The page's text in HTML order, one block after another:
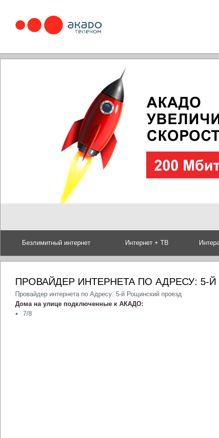
Безлимитный интернет Интернет + ТВ
ПРОВАЙДЕР ИНТЕРНЕТА ПО АДРЕСУ: 5-
Провайдер интернета по Адресу: 5-й Рощинский проезд
Дома на улице подключенные к АКАДО:
7/8